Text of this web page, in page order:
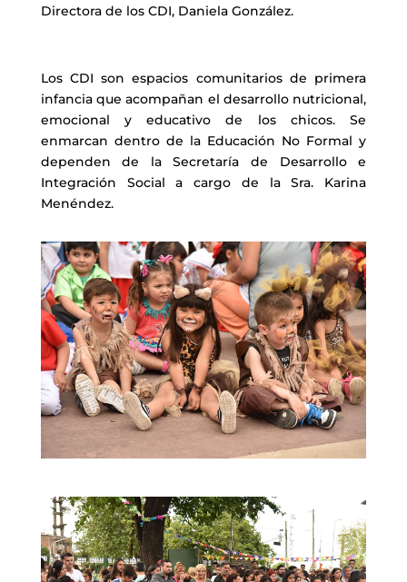
Directora de los CDI, Daniela González.
Los CDI son espacios comunitarios de primera
infancia que acompañan el desarrollo nutricional,
emocional y educativo de los chicos. Se
enmarcan dentro de la Educación No Formal y
dependen de la Secretaría de Desarrollo e
Integración Social a cargo de la Sra. Karina
Menéndez.